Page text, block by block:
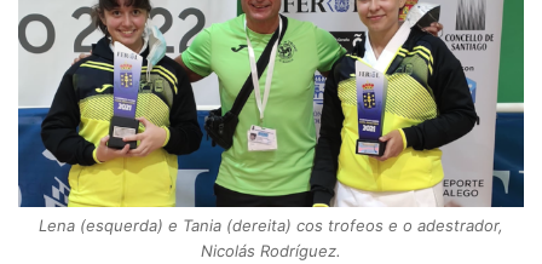
Lena (esquerda) e Tania (dereita) cos trofeos e o adestrador,
Nicolás Rodríguez.